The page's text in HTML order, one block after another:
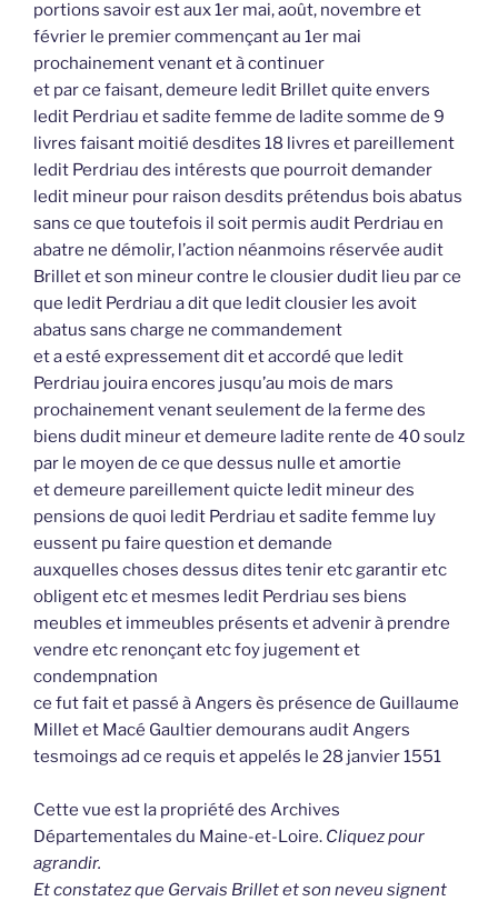
portions savoir est aux 1er mai, août, novembre et
février le premier commençant au 1er mai
prochainement venant et à continuer
et par ce faisant, demeure ledit Brillet quite envers
ledit Perdriau et sadite femme de ladite somme de 9
livres faisant moitié desdites 18 livres et pareillement
ledit Perdriau des intérests que pourroit demander
ledit mineur pour raison desdits prétendus bois abatus
sans ce que toutefois il soit permis audit Perdriau en
abatre ne démolir, l’action néanmoins réservée audit
Brillet et son mineur contre le clousier dudit lieu par ce
que ledit Perdriau a dit que ledit clousier les avoit
abatus sans charge ne commandement
et a esté expressement dit et accordé que ledit
Perdriau jouira encores jusqu’au mois de mars
prochainement venant seulement de la ferme des
biens dudit mineur et demeure ladite rente de 40 soulz
par le moyen de ce que dessus nulle et amortie
et demeure pareillement quicte ledit mineur des
pensions de quoi ledit Perdriau et sadite femme luy
eussent pu faire question et demande
auxquelles choses dessus dites tenir etc garantir etc
obligent etc et mesmes ledit Perdriau ses biens
meubles et immeubles présents et advenir à prendre
vendre etc renonçant etc foy jugement et
condempnation
ce fut fait et passé à Angers ès présence de Guillaume
Millet et Macé Gaultier demourans audit Angers
tesmoings ad ce requis et appelés le 28 janvier 1551
Cette vue est la propriété des Archives
Départementales du Maine-et-Loire. Cliquez pour
agrandir.
Et constatez que Gervais Brillet et son neveu signent